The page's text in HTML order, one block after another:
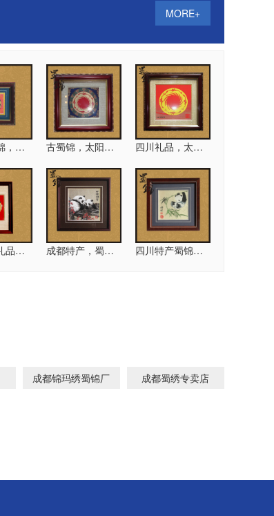
蜀绣实用品 现绣围巾
MORE+
成都买蜀锦，金沙蜀锦 古蜀锦，太阳神岛锦画 四川礼品，太阳神鸟蜀锦
四川特色礼品，蜀锦脸谱 成都特产，蜀锦熊猫友谊 四川特产蜀锦，嬉竹熊猫
成都锦玛绣蜀锦厂 成都蜀绣专卖店